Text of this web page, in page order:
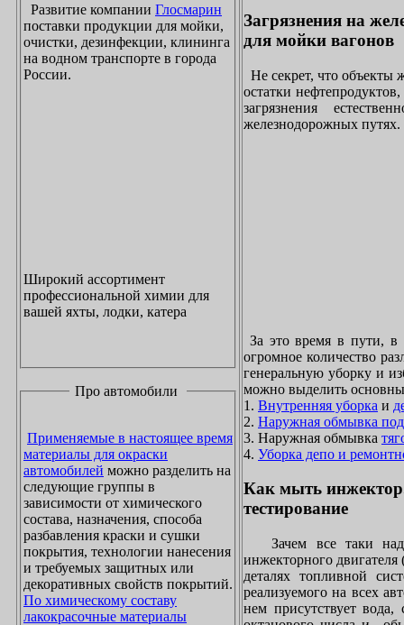
Развитие компании Глосмарин
поставки продукции для мойки,
очистки, дезинфекции, клининга
на водном транспорте в города
России.
Широкий ассортимент
профессиональной химии для
вашей яхты, лодки, катера
Про автомобили
Применяемые в настоящее время
материалы для окраски
автомобилей можно разделить на
следующие группы в
зависимости от химического
состава, назначения, способа
разбавления краски и сушки
покрытия, технологии нанесения
и требуемых защитных или
декоративных свойств покрытий.
По химическому составу
лакокрасочные материалы
Загрязнения на
для мойки вагонов
Не секрет, что объекты
остатки нефтепродуктов,
загрязнения
железнодорожных путях.
За это время в пути,
огромное количество
генеральную уборку и
можно выделить
1. Внутренняя уборка и
2. Наружная обмывка
3. Наружная обмывка
4. Уборка депо и
Как мыть
тестирование
Зачем все таки
инжекторного
деталях топливной
реализуемого на всех
нем присутствует